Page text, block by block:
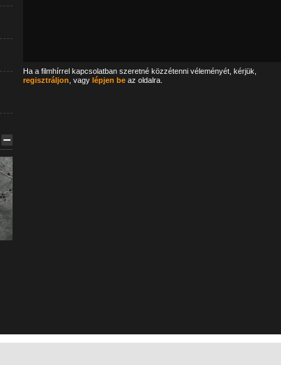
Ha a filmhírrel kapcsolatban szeretné közzétenni véleményét, kérjük,
regisztráljon , vagy lépjen beaz oldalra.